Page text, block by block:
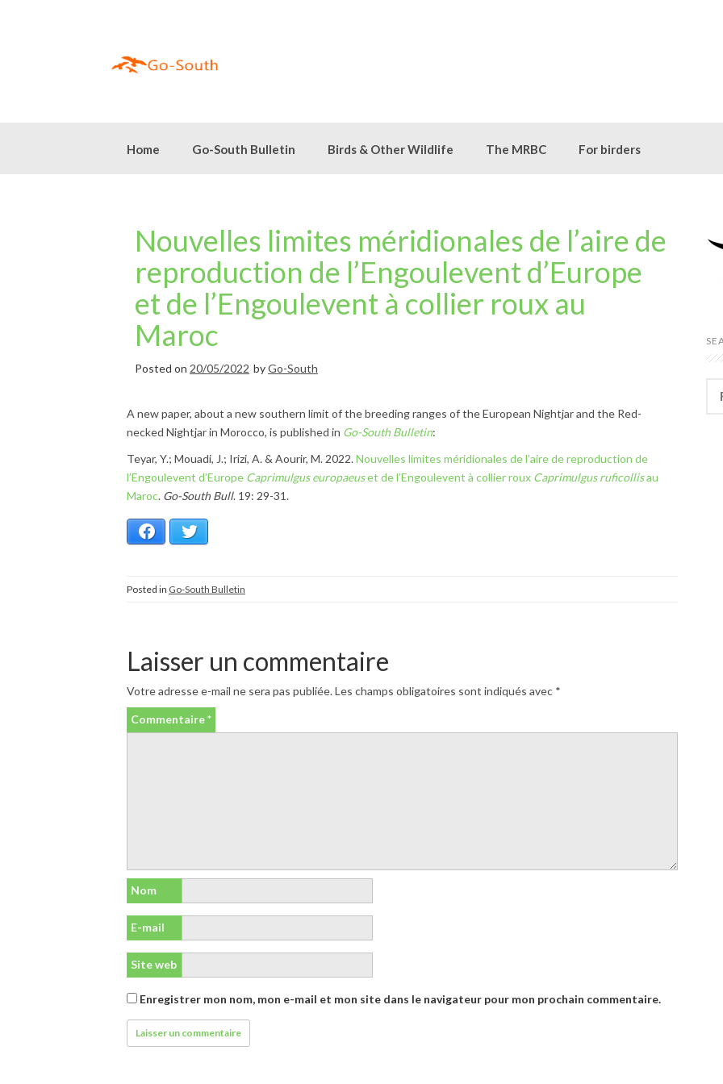
Home Go-South Bulletin Birds & Other Wildlife The MRBC For birders
Nouvelles limites méridionales de l’aire de
reproduction de l’Engoulevent d’Europe
et de l’Engoulevent à collier roux au
Maroc
Posted on 20/05/2022 byGo-South
A new paper, about a new southern limit of the breeding ranges of the European Nightjar and the Red-
necked Nightjar in Morocco, is published in Go-South Bulletin:
Teyar, Y.; Mouadi, J.; Irizi, A. & Aourir, M. 2022.Nouvelles limites méridionales de l’aire de reproduction de
l’Engoulevent d’Europe Caprimulgus europaeuset de l’Engoulevent à collier roux Caprimulgus ruficollisau
Maroc. Go-South Bull. 19: 29-31.
Facebook
Posted in Go-South Bulletin
Laisser un commentaire
Votre adresse e-mail ne sera pas publiée.Les champs obligatoires sont indiqués avec *
Commentaire*
Nom
E-mail
Site web
Enregistrer mon nom, mon e-mail et mon site dans le navigateur pour mon prochain commentaire.